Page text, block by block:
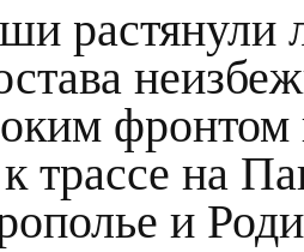
фронтом
трассе на
и